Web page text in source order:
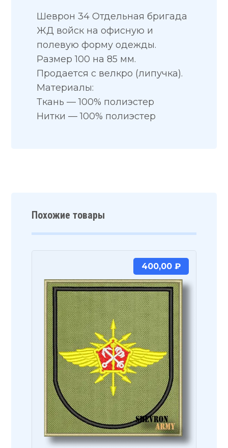
Шеврон 34 Отдельная бригада
ЖД войск на офисную и
полевую форму одежды.
Размер 100 на 85 мм.
Продается с велкро (липучка).
Материалы:
Ткань — 100% полиэстер
Нитки — 100% полиэстер
Похожие товары
400,00 ₽